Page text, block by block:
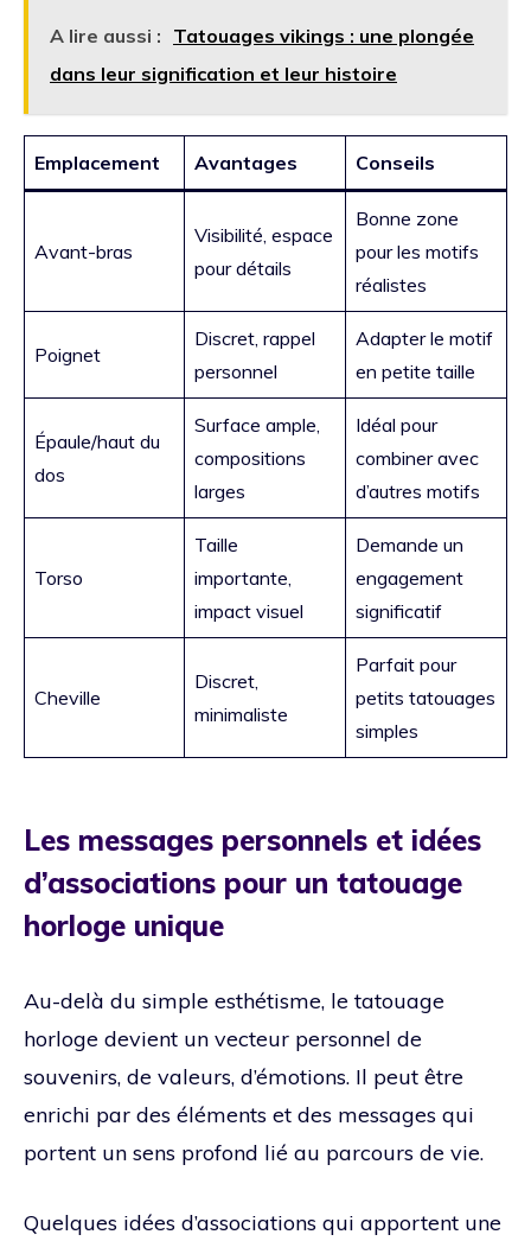
A lire aussi : Tatouages vikings : une plongée
dans leur signification et leur histoire
Emplacement Avantages Conseils
Avant-bras
Visibilité, espace
pour détails
Bonne zone
pour les motifs
réalistes
Poignet
Discret, rappel
personnel
Adapter le motif
en petite taille
Épaule/haut du
dos
Surface ample,
compositions
larges
Idéal pour
combiner avec
d’autres motifs
Torso
Taille
importante,
impact visuel
Demande un
engagement
significatif
Cheville
Discret,
minimaliste
Parfait pour
petits tatouages
simples
Les messages personnels et idées
d’associations pour un tatouage
horloge unique
Au-delà du simple esthétisme, le tatouage
horloge devient un vecteur personnel de
souvenirs, de valeurs, d’émotions. Il peut être
enrichi par des éléments et des messages qui
portent un sens profond lié au parcours de vie.
Quelques idées d’associations qui apportent une